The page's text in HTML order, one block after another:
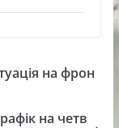
на фрон
на четв